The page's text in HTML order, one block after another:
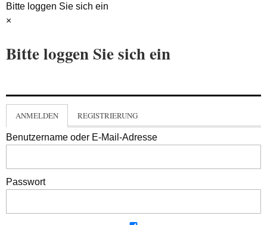
Bitte loggen Sie sich ein
×
Bitte loggen Sie sich ein
ANMELDEN REGISTRIERUNG
Benutzername oder E-Mail-Adresse
Passwort